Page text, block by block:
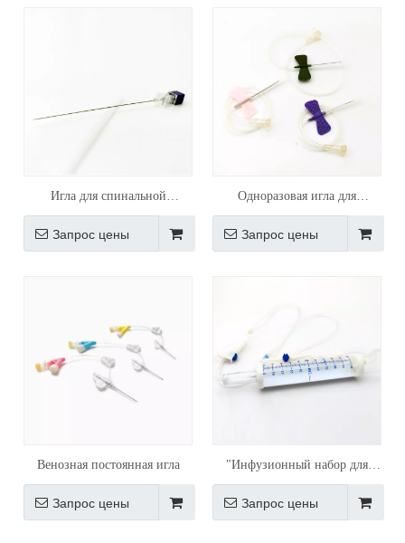
Игла для спинальной
анестезии
Запрос цены
Одноразовая игла для
внутривенных инфузий
Запрос цены
Венозная постоянная игла
Запрос цены
"Инфузионный набор для
внутривенных инфузий
Одноразовый инфузионный
Запрос цены